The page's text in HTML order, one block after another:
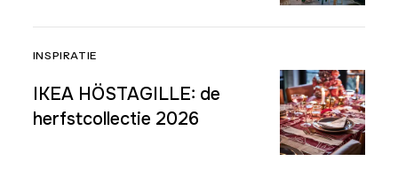
INSPIRATIE
IKEA HÖSTAGILLE: de
herfstcollectie 2026